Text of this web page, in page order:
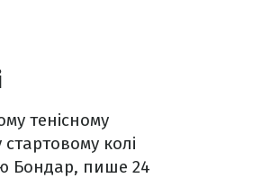
тенісному
колі
Бондар, пише 24